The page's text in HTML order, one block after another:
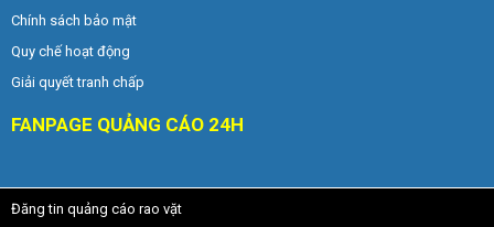
Chính sách bảo mật
Quy chế hoạt động
Giải quyết tranh chấp
FANPAGE QUẢNG CÁO 24H
Đăng tin quảng cáo rao vặt